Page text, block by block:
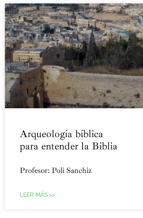
Arqueología bíblica
para entender la Biblia
Profesor: Poli Sanchiz
LEER MÁS >>